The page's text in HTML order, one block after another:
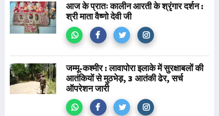
आज के प्रातः कालीन आरती के श्रृंगार दर्शन :
श्री माता वैष्णो देवी जी
जम्मू-कश्मीर : लावापोरा इलाके में सुरक्षाबलों की
आतंकियों से मुठभेड़, 3 आतंकी ढेर, सर्च
ऑपरेशन जारी